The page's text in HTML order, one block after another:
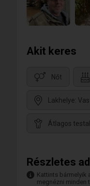
Akit keres
Nőt
Lakhelye:
Átlagos
Részletes
Kattints bármelyik
megnézni minden